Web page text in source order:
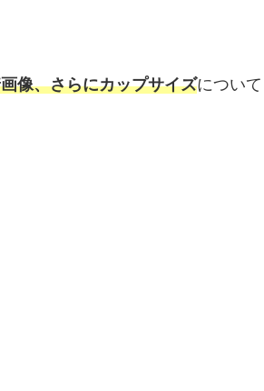
像、さらにカップサイズについ